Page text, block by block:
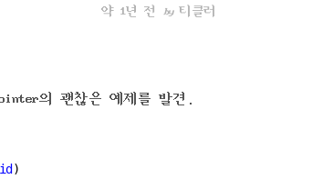
약 1년 전 by티클러
의 괜찮은 예제를 발견.
)